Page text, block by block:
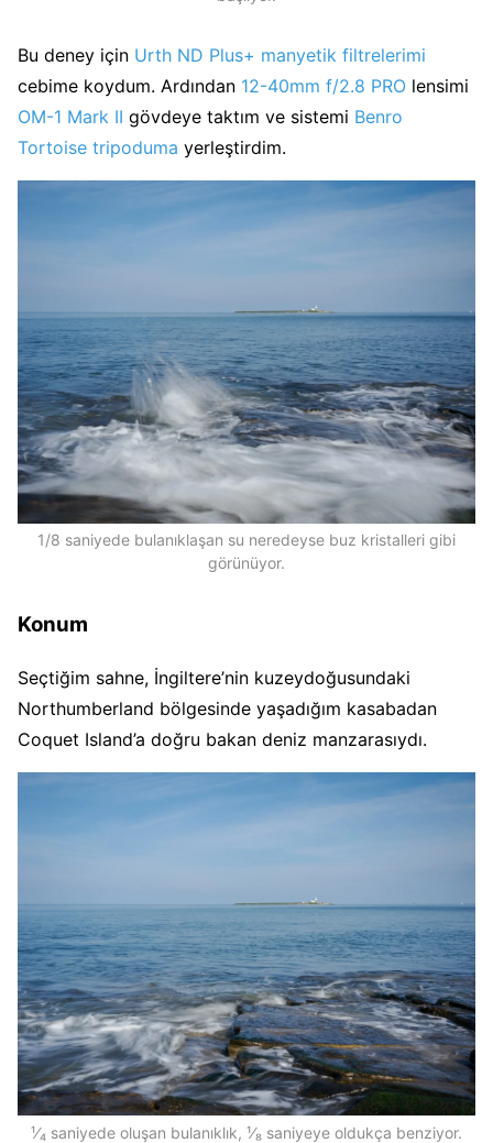
Bu deney için Urth ND Plus+ manyetik filtrelerimi
cebime koydum. Ardından 12-40mm f/2.8 PRO lensimi
OM-1 Mark II gövdeye taktım ve sistemi Benro
Tortoise tripoduma yerleştirdim.
1/8 saniyede bulanıklaşan su neredeyse buz kristalleri gibi
görünüyor.
Konum
Seçtiğim sahne, İngiltere’nin kuzeydoğusundaki
Northumberland bölgesinde yaşadığım kasabadan
Coquet Island’a doğru bakan deniz manzarasıydı.
¹⁄₄ saniyede oluşan bulanıklık, ¹⁄₈ saniyeye oldukça benziyor.